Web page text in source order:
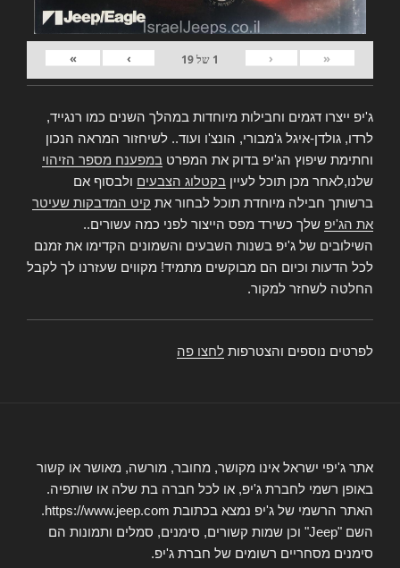
«
‹
1 של19
›
»
ג'יפ ייצרו דגמים וחבילות מיוחדות במהלך השנים כמו רנגייד,
לרדו, גולדן-איגל ג'מבורי, הונצ'ו ועוד.. לשיחזור המראה הנכון
וחתימת שיפוץ הג'יפ בדוק את המפרט במפענח מספר הזיהוי
שלנו,לאחר מכן תוכל לעיין בקטלוג הצבעים ולבסוף אם
ברשותך חבילה מיוחדת תוכל לבחור את קיט המדבקות שעיטר
את הג'יפ שלך כשירד מפס הייצור לפני כמה עשורים..
השילובים של ג'יפ בשנות השבעים והשמונים הקדימו את זמנם
לכל הדעות וכיום הם מבוקשים מתמיד! מקווים שעזרנו לך לקבל
החלטה לשחזר למקור.
לפרטים נוספים והצטרפות לחצו פה
אתר ג'יפי ישראל אינו מקושר, מחובר, מורשה, מאושר או קשור
באופן רשמי לחברת ג'יפ, או לכל חברה בת שלה או שותפיה.
האתר הרשמי של ג'יפ נמצא בכתובת https://www.jeep.com.
השם "Jeep" וכן שמות קשורים, סימנים, סמלים ותמונות הם
סימנים מסחריים רשומים של חברת ג'יפ.